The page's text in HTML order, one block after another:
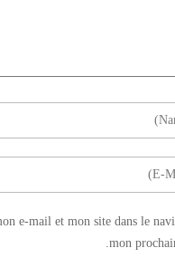
e-mail et mon site dans le
mon